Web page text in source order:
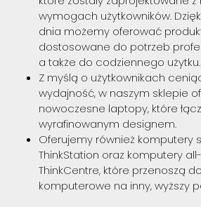
wymogach użytkowników.
dnia możemy oferować
dostosowane do potrzeb
a także do codziennego użytku.
Z myślą o użytkownikach
wydajność, w naszym sklepie
nowoczesne laptopy, które
wyrafinowanym designem.
Oferujemy również komputery
ThinkStation oraz komputery
ThinkCentre, które przenoszą
komputerowe na inny, wyższy